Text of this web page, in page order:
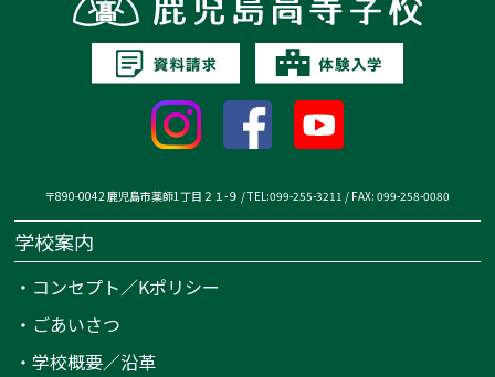
〒890-0042 鹿児島市薬師1丁目２１-９ / TEL:099-255-3211 / FAX: 099-258-0080
学校案内
・ コンセプト／Kポリシー
・ ごあいさつ
・学校概要／沿革